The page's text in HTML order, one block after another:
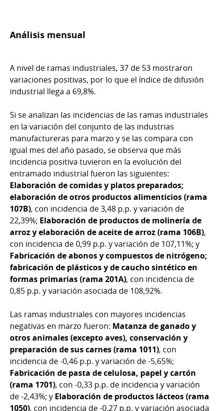
Análisis mensual
A nivel de ramas industriales, 37 de 53 mostraron
variaciones positivas, por lo que el índice de difusión
industrial llega a 69,8%.
Si se analizan las incidencias de las ramas industriales
en la variación del conjunto de las industrias
manufactureras para marzo y se las compara con
igual mes del año pasado, se observa que más
incidencia positiva tuvieron en la evolución del
entramado industrial fueron las siguientes:
Elaboración de comidas y platos preparados;
elaboración de otros productos alimenticios (rama
107B), con incidencia de 3,48 p.p. y variación de
22,39%; Elaboración de productos de molinería de
arroz y elaboración de aceite de arroz (rama 106B),
con incidencia de 0,99 p.p. y variación de 107,11%; y
Fabricación de abonos y compuestos de nitrógeno;
fabricación de plásticos y de caucho sintético en
formas primarias (rama 201A), con incidencia de
0,85 p.p. y variación asociada de 108,92%.
Las ramas industriales con mayores incidencias
negativas en marzo fueron: Matanza de ganado y
otros animales (excepto aves), conservación y
preparación de sus carnes (rama 1011), con
incidencia de -0,46 p.p. y variación de -5,65%;
Fabricación de pasta de celulosa, papel y cartón
(rama 1701), con -0,33 p.p. de incidencia y variación
de -2,43%; y Elaboración de productos lácteos (rama
1050), con incidencia de -0,27 p.p. y variación asociada